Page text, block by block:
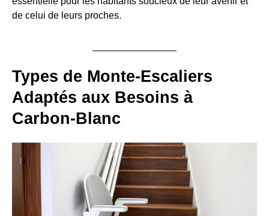
de celui de leurs proches.
Types de Monte-Escaliers
Adaptés aux Besoins à
Carbon-Blanc